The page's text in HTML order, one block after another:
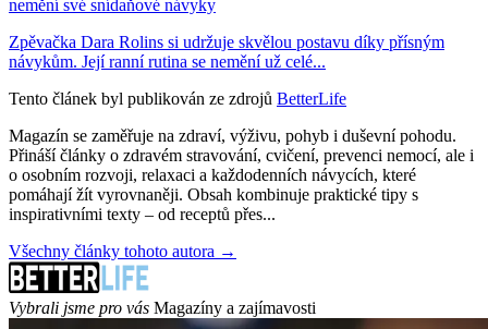
nemění své snídaňové návyky
Zpěvačka Dara Rolins si udržuje skvělou postavu díky přísným
návykům. Její ranní rutina se nemění už celé...
Tento článek byl publikován ze zdrojů BetterLife
Magazín se zaměřuje na zdraví, výživu, pohyb i duševní pohodu.
Přináší články o zdravém stravování, cvičení, prevenci nemocí, ale i
o osobním rozvoji, relaxaci a každodenních návycích, které
pomáhají žít vyrovnaněji. Obsah kombinuje praktické tipy s
inspirativními texty – od receptů přes...
Všechny články tohoto autora →
Vybrali jsme pro vás Magazíny a zajímavosti